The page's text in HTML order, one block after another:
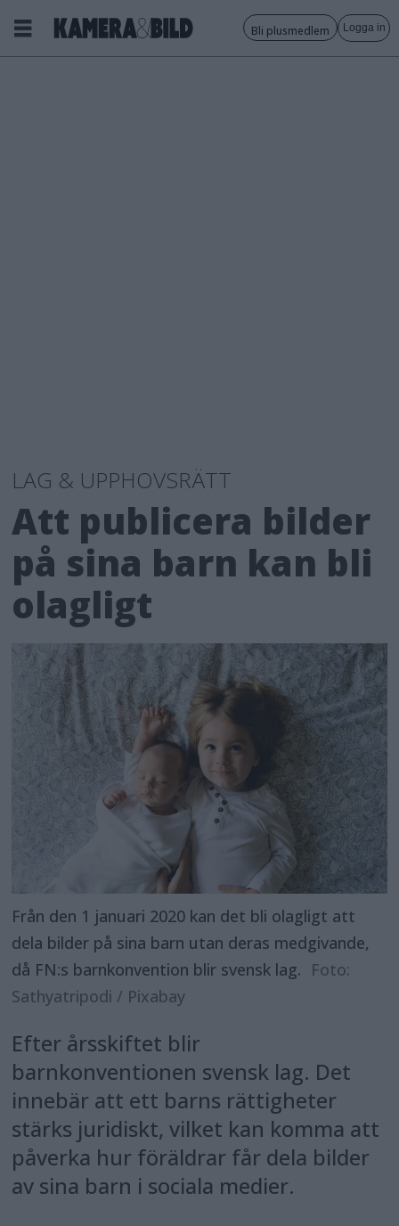
Bli plusmedlem Logga in
LAG & UPPHOVSRÄTT
Att publicera bilder
på sina barn kan bli
olagligt
Från den 1 januari 2020 kan det bli olagligt att
dela bilder på sina barn utan deras medgivande,
då FN:s barnkonvention blir svensk lag. Foto:
Sathyatripodi / Pixabay
Efter årsskiftet blir
barnkonventionen svensk lag. Det
innebär att ett barns rättigheter
stärks juridiskt, vilket kan komma att
påverka hur föräldrar får dela bilder
av sina barn i sociala medier.